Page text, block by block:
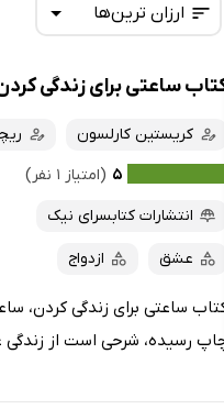
ارزان ترین‌ها
تازه‌ها
داغ‌ترین‌ها
پربحث‌ها
ارزان ترین‌ها
ساعتی برای زندگی
کریستین کارلسون
۵ (امتیاز ۱ نفر)
انتشارات کتابسرای نیک
عشق ازدواج
ساعتی برای زندگی کردن،
رسیده، شرحی است از زندگی